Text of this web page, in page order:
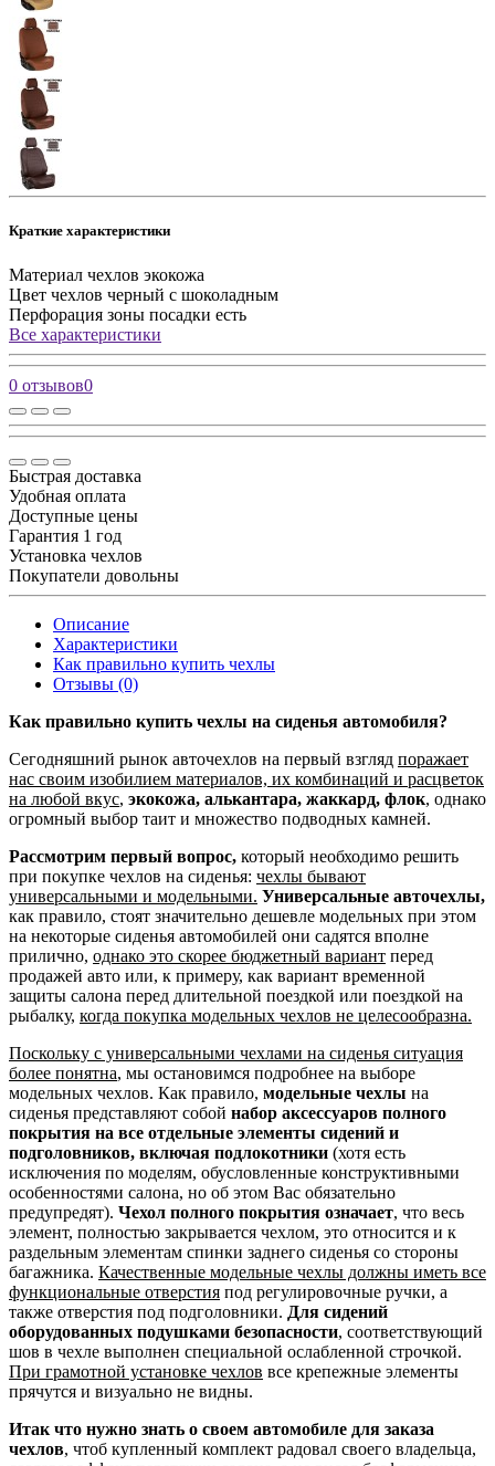
Краткие характеристики
Материал чехлов экокожа
Цвет чехлов черный с шоколадным
Перфорация зоны посадки есть
Все характеристики
0 отзывов0
Быстрая доставка
Удобная оплата
Доступные цены
Гарантия 1 год
Установка чехлов
Покупатели довольны
Описание
Характеристики
Как правильно купить чехлы
Отзывы (0)
Как правильно купить чехлы на сиденья автомобиля?
Сегодняшний рынок авточехлов на первый взгляд поражает
нас своим изобилием материалов, их комбинаций и расцветок
на любой вкус, экокожа, алькантара, жаккард, флок, однако
огромный выбор таит и множество подводных камней.
Рассмотрим первый вопрос, который необходимо решить
при покупке чехлов на сиденья: чехлы бывают
универсальными и модельными. Универсальные авточехлы,
как правило, стоят значительно дешевле модельных при этом
на некоторые сиденья автомобилей они садятся вполне
прилично, однако это скорее бюджетный вариант перед
продажей авто или, к примеру, как вариант временной
защиты салона перед длительной поездкой или поездкой на
рыбалку, когда покупка модельных чехлов не целесообразна.
Поскольку с универсальными чехлами на сиденья ситуация
более понятна, мы остановимся подробнее на выборе
модельных чехлов. Как правило, модельные чехлы на
сиденья представляют собой набор аксессуаров полного
покрытия на все отдельные элементы сидений и
подголовников, включая подлокотники (хотя есть
исключения по моделям, обусловленные конструктивными
особенностями салона, но об этом Вас обязательно
предупредят). Чехол полного покрытия означает, что весь
элемент, полностью закрывается чехлом, это относится и к
раздельным элементам спинки заднего сиденья со стороны
багажника. Качественные модельные чехлы должны иметь все
функциональные отверстия под регулировочные ручки, а
также отверстия под подголовники. Для сидений
оборудованных подушками безопасности, соответствующий
шов в чехле выполнен специальной ослабленной строчкой.
При грамотной установке чехлов все крепежные элементы
прячутся и визуально не видны.
Итак что нужно знать о своем автомобиле для заказа
чехлов, чтоб купленный комплект радовал своего владельца,